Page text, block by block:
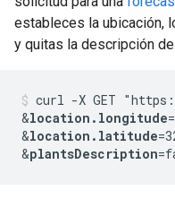
estableces la ubicación,
y quitas la descripción de
curl -X GET
&location.longitude
&location.latitude
&plantsDescription